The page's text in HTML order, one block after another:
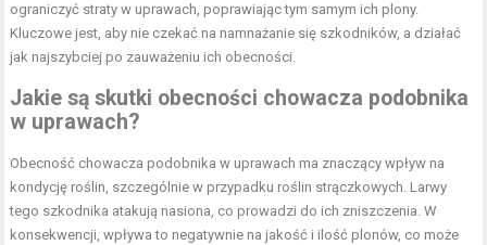
ograniczyć straty w uprawach, poprawiając tym samym ich plony.
Kluczowe jest, aby nie czekać na namnażanie się szkodników, a działać
jak najszybciej po zauważeniu ich obecności.
Jakie są skutki obecności chowacza podobnika
w uprawach?
Obecność chowacza podobnika w uprawach ma znaczący wpływ na
kondycję roślin, szczególnie w przypadku roślin strączkowych. Larwy
tego szkodnika atakują nasiona, co prowadzi do ich zniszczenia. W
konsekwencji, wpływa to negatywnie na jakość i ilość plonów, co może